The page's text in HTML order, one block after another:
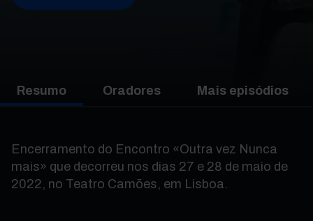
Resumo Oradores Mais episódios
Encerramento do Encontro «Outra vez Nunca
mais» que decorreu nos dias 27 e 28 de maio de
2022, no Teatro Camões, em Lisboa.